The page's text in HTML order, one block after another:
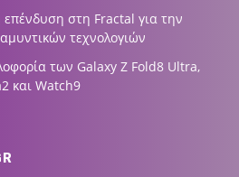
επένδυση στη Fractal για την
τεχνολογιών
των Galaxy Z Fold8 Ultra,
και Watch9